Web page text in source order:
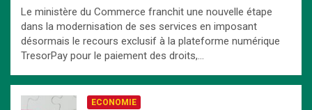
Le ministère du Commerce franchit une nouvelle étape
dans la modernisation de ses services en imposant
désormais le recours exclusif à la plateforme numérique
TresorPay pour le paiement des droits,…
ECONOMIE